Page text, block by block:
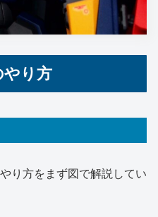
やり方
り方をまず図で解説してい